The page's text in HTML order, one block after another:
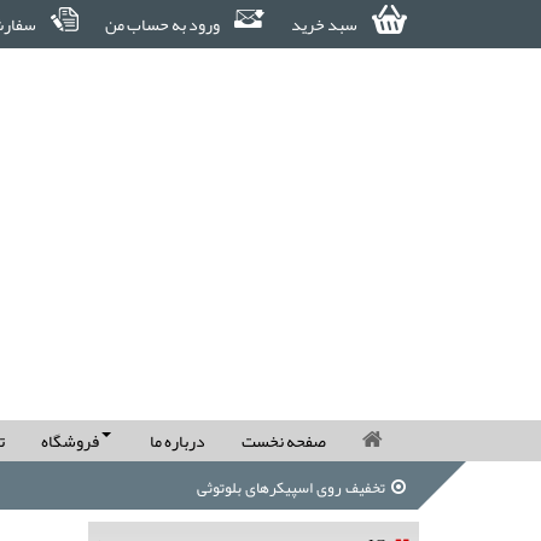
سبد خرید ورود به حساب من
صفحه نخست درباره ما فروشگاه
تخفیف روی اسپیکرهای بلوتوثی